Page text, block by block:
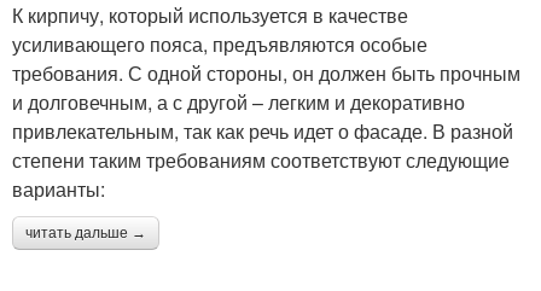
К кирпичу, который используется в качестве
усиливающего пояса, предъявляются особые
требования. С одной стороны, он должен быть прочным
и долговечным, а с другой – легким и декоративно
привлекательным, так как речь идет о фасаде. В разной
степени таким требованиям соответствуют следующие
варианты:
читать дальше →